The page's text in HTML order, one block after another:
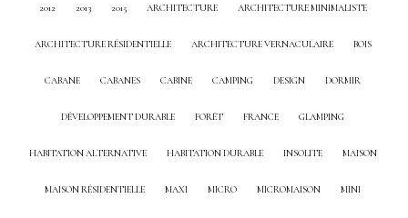
2012 2013 2015 ARCHITECTURE ARCHITECTURE MINIMALISTE
ARCHITECTURE RÉSIDENTIELLE ARCHITECTURE VERNACULAIRE BOIS
CABANE CABANES CABINE CAMPING DESIGN DORMIR
DÉVELOPPEMENT DURABLE FORÊT FRANCE GLAMPING
HABITATION ALTERNATIVE HABITATION DURABLE INSOLITE MAISON
MAISON RÉSIDENTIELLE MAXI MICRO MICROMAISON MINI